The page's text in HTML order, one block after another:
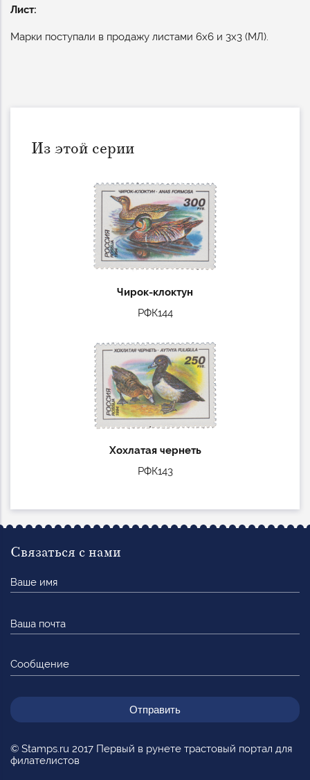
Лист:
Марки поступали в продажу листами 6х6 и 3х3 (МЛ).
Из этой серии
Чирок-клоктун
РФК144
Хохлатая чернеть
РФК143
© Stamps.ru 2017 Первый в рунете трастовый портал для
филателистов
Связаться с нами
имя
почта
Сообщение